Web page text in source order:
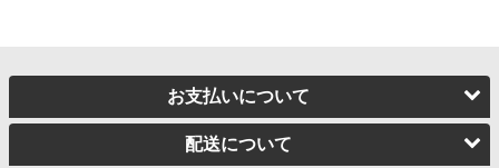
お支払いについて
配送について